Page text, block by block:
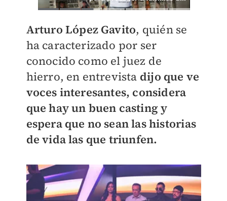
Arturo López Gavito, quién se
ha caracterizado por ser
conocido como el juez de
hierro, en entrevista dijo que ve
voces interesantes, considera
que hay un buen casting y
espera que no sean las historias
de vida las que triunfen.